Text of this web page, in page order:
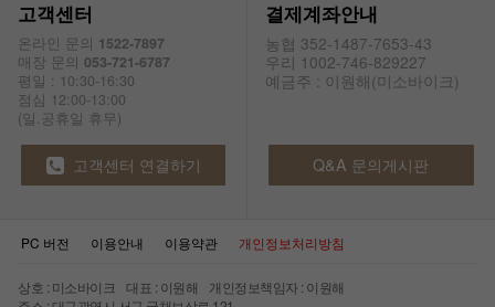
고객센터
온라인 문의 1522-7897
매장 문의 053-721-6787
평일 : 10:30-16:30
점심 12:00-13:00
(일.공휴일 휴무)
결제계좌안내
농협 352-1487-7653-43
우리 1002-746-829227
예금주 : 이원해(미소바이크)
고객센터 연결하기 Q&A 문의게시판
PC 버전 이용안내 이용약관 개인정보처리방침
상호 : 미소바이크 대표 : 이원해 개인정보책임자 : 이원해